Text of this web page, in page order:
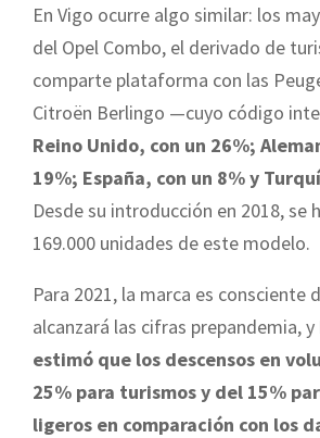
En Vigo ocurre algo similar: los
del Opel Combo, el derivado de
comparte plataforma con las
Citroën Berlingo —cuyo código
Reino Unido, con un 26%;
19%; España, con un 8% y
Desde su introducción en 2018, se
169.000 unidades de este modelo.
Para 2021, la marca es consciente
alcanzará las cifras prepandemia, y
estimó que los descensos en
25% para turismos y del 15%
ligeros en comparación con los